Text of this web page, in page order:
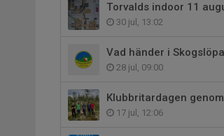
Torvalds indoor 11
30 jul, 13:02
Vad händer i
28 jul, 09:00
Klubbritardagen
17 jul, 12:06